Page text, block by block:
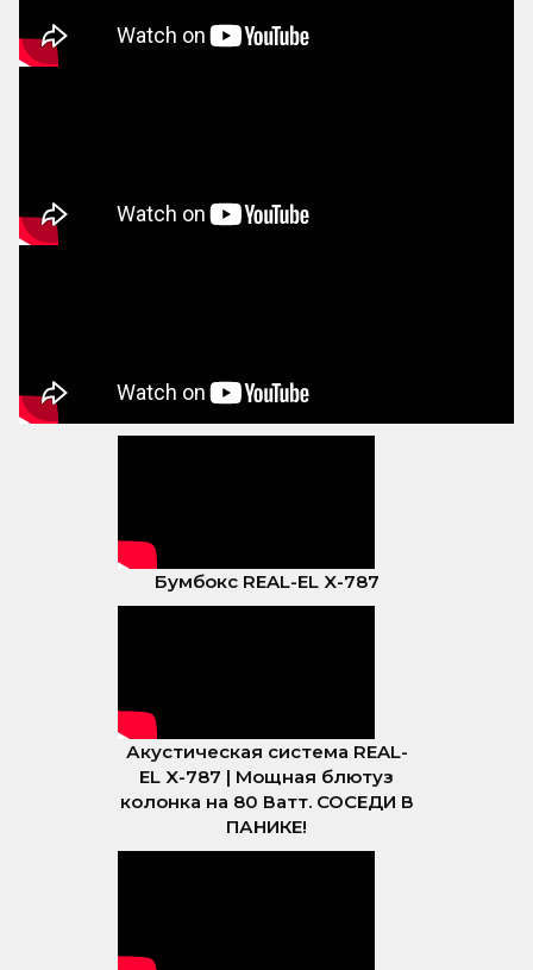
Бумбокс REAL-EL X-787
Акустическая система REAL-
EL X-787 | Мощная блютуз
колонка на 80 Ватт. СОСЕДИ В
ПАНИКЕ!